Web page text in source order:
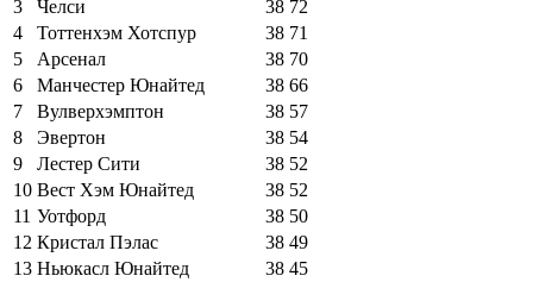
3 Челси 38 72
4
Тоттенхэм Хотспур 38 71
5
Арсенал 38 70
6
Манчестер Юнайтед 38 66
7
Вулверхэмптон 38 57
8
Эвертон 38 54
9
Лестер Сити 38 52
10 Вест Хэм Юнайтед 38 52
11 Уотфорд 38 50
12 Кристал Пэлас 38 49
13 Ньюкасл Юнайтед 38 45